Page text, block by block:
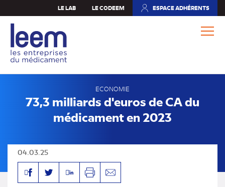
au
contenu
principal
LE LAB LE CODEEM ESPACE ADHÉRENTS
(NOUVEL
ECONOMIE
73,3 milliards d'euros de CA du
médicament en 2023
04.03.25
FacebookTwitterLinkedinImprimerEnvoyer